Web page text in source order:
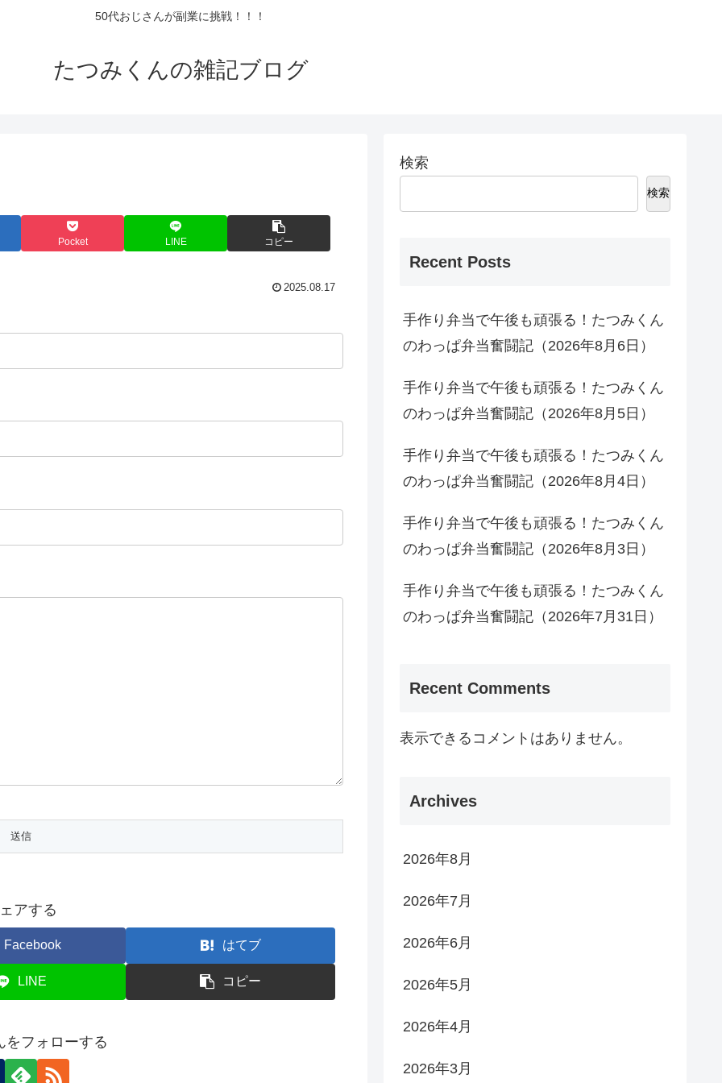
50代おじさんが副業に挑戦！！！
たつみくんの雑記ブログ
Pocket LINE コピー
2025.08.17
アする
Facebook はてブ
LINE コピー
をフォローする
検索
検索
Recent Posts
手作り弁当で午後も頑張る！たつみくん
のわっぱ弁当奮闘記（2026年8月6日）
手作り弁当で午後も頑張る！たつみくん
のわっぱ弁当奮闘記（2026年8月5日）
手作り弁当で午後も頑張る！たつみくん
のわっぱ弁当奮闘記（2026年8月4日）
手作り弁当で午後も頑張る！たつみくん
のわっぱ弁当奮闘記（2026年8月3日）
手作り弁当で午後も頑張る！たつみくん
のわっぱ弁当奮闘記（2026年7月31日）
Recent Comments
表示できるコメントはありません。
Archives
2026年8月
2026年7月
2026年6月
2026年5月
2026年4月
2026年3月